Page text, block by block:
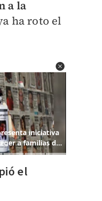
a la
ha roto el
el